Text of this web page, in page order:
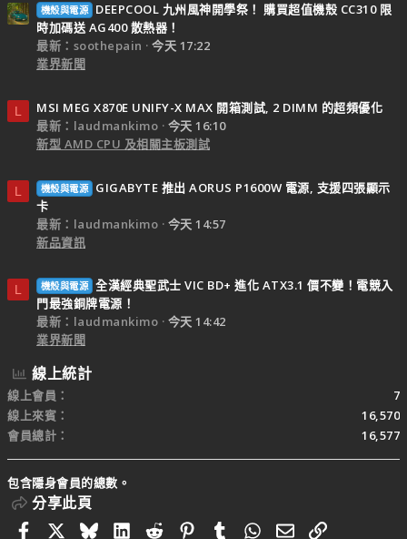
機殼與電源
DEEPCOOL 九州風神開學祭！ 購買超值機殼 CC310 限
時加碼送 AG400 散熱器！
最新：soothepain
今天 17:22
業界新聞
L
MSI MEG X870E UNIFY-X MAX 開箱測試, 2 DIMM 的超頻優化
最新：laudmankimo
今天 16:10
新型 AMD CPU 及相關主板測試
L 機殼與電源
GIGABYTE 推出 AORUS P1600W 電源, 支援四張顯示
卡
最新：laudmankimo
今天 14:57
新品資訊
L 機殼與電源 全漢經典聖武士 VIC BD+ 進化 ATX3.1 價不變！電競入
門最強銅牌電源！
最新：laudmankimo
今天 14:42
業界新聞
線上統計
線上會員
7
線上來賓
16,570
會員總計
16,577
包含隱身會員的總數。
分享此頁
FacebookBlueskyLinkedIn
RedditPinterestTumblrWhatsApp
電子郵件
連結